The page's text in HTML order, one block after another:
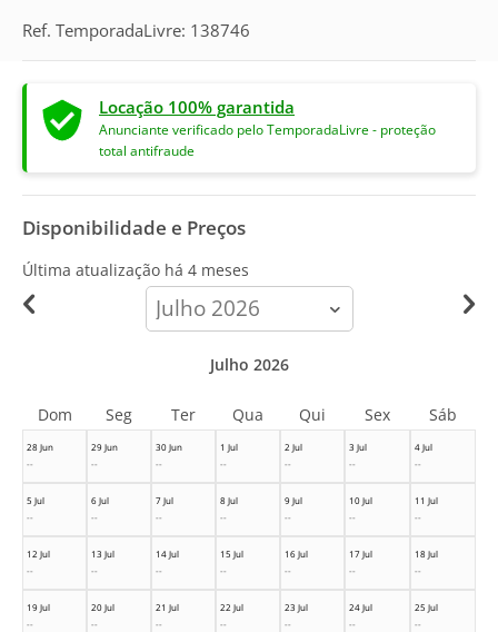
Ref. TemporadaLivre: 138746
Locação 100% garantida
Anunciante verificado pelo TemporadaLivre - proteção
total antifraude
Disponibilidade e Preços
Última atualização há 4 meses
calendar-
month
28 Jun
--
29 Jun
--
30 Jun
--
1 Jul
--
2 Jul
--
3 Jul
--
4 Jul
--
5 Jul
--
6 Jul
--
7 Jul
--
8 Jul
--
9 Jul
--
10 Jul
--
11 Jul
--
12 Jul
--
13 Jul
--
14 Jul
--
15 Jul
--
16 Jul
--
17 Jul
--
18 Jul
--
19 Jul
--
20 Jul
--
21 Jul
--
22 Jul
--
23 Jul
--
24 Jul
--
25 Jul
--
Julho 2026
Dom Seg Ter Qua Qui Sex Sáb